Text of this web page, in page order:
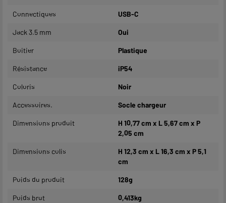
Connectiques USB-C
Jack 3.5 mm Oui
Boitier Plastique
Résistance iP54
Coloris Noir
Accessoires. Socle chargeur
Dimensions produit
H 10,77 cm x L 5,67 cm x P
2,05 cm
Dimensions colis
H 12,3 cm x L 16,3 cm x P 5,1
cm
Poids du produit 128g
Poids brut 0,413kg